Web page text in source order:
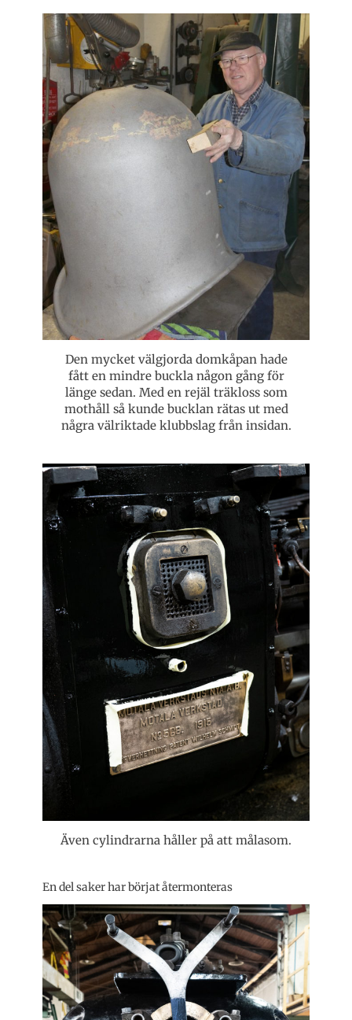
Den mycket välgjorda domkåpan hade
fått en mindre buckla någon gång för
länge sedan. Med en rejäl träkloss som
mothåll så kunde bucklan rätas ut med
några välriktade klubbslag från insidan.
Även cylindrarna håller på att målasom.
En del saker har börjat återmonteras